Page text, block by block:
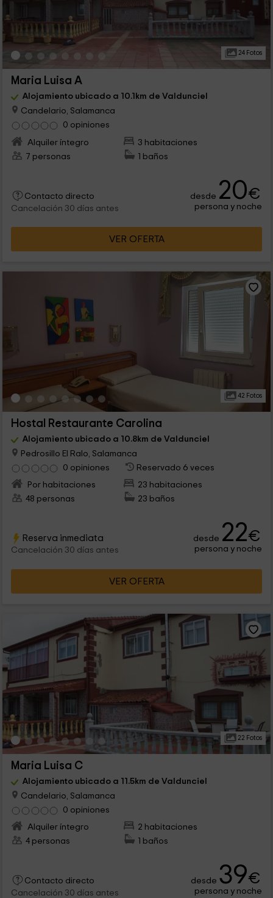
24 Fotos
Maria Luisa A
Alojamiento ubicado a 10.1km de Valdunciel
Candelario, Salamanca
0 opiniones
Alquiler íntegro
3 habitaciones
7 personas
1 baños
Contacto directo
Cancelación 30 días antes
desde 20€
persona y noche
VER OFERTA
42 Fotos
Hostal Restaurante Carolina
Alojamiento ubicado a 10.8km de Valdunciel
Pedrosillo El Ralo, Salamanca
0 opiniones
Reservado 6 veces
Por habitaciones
23 habitaciones
48 personas
23 baños
Reserva inmediata
Cancelación 30 días antes
desde 22€
persona y noche
VER OFERTA
22 Fotos
Maria Luisa C
Alojamiento ubicado a 11.5km de Valdunciel
Candelario, Salamanca
0 opiniones
Alquiler íntegro
2 habitaciones
4 personas
1 baños
Contacto directo
Cancelación 30 días antes
desde 39€
persona y noche